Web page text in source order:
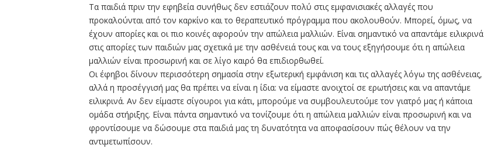
Τα παιδιά πριν την εφηβεία συνήθως δεν εστιάζουν πολύ στις εμφανισιακές αλλαγές που
προκαλούνται από τον καρκίνο και το θεραπευτικό πρόγραμμα που ακολουθούν. Μπορεί, όμως, να
έχουν απορίες και οι πιο κοινές αφορούν την απώλεια μαλλιών. Είναι σημαντικό να απαντάμε ειλικρινά
στις απορίες των παιδιών μας σχετικά με την ασθένειά τους και να τους εξηγήσουμε ότι η απώλεια
μαλλιών είναι προσωρινή και σε λίγο καιρό θα επιδιoρθωθεί.
Οι έφηβοι δίνουν περισσότερη σημασία στην εξωτερική εμφάνιση και τις αλλαγές λόγω της ασθένειας,
αλλά η προσέγγισή μας θα πρέπει να είναι η ίδια: να είμαστε ανοιχτοί σε ερωτήσεις και να απαντάμε
ειλικρινά. Αν δεν είμαστε σίγουροι για κάτι, μπορούμε να συμβουλευτούμε τον γιατρό μας ή κάποια
ομάδα στήριξης. Είναι πάντα σημαντικό να τονίζουμε ότι η απώλεια μαλλιών είναι προσωρινή και να
φροντίσουμε να δώσουμε στα παιδιά μας τη δυνατότητα να αποφασίσουν πώς θέλουν να την
αντιμετωπίσουν.